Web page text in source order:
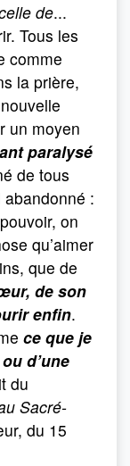
de...
Tous les
comme
la prière,
un moyen
paralysé
de tous
:
on
qu’aimer
que de
de son
enfin.
ce que je
d’une
du
Sacré-
du 15